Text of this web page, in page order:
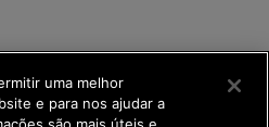
uma melhor
e para nos ajudar a